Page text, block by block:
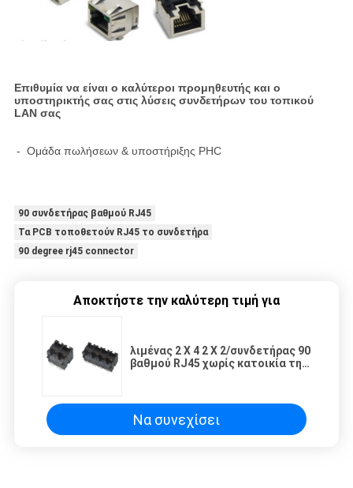
Επιθυμία να είναι ο καλύτεροι προμηθευτής και ο
υποστηρικτής σας στις λύσεις συνδετήρων του τοπικού
LAN σας
- Ομάδα πωλήσεων & υποστήριξης PHC
90 συνδετήρας βαθμού RJ45
Τα PCB τοποθετούν RJ45 το συνδετήρα
90 degree rj45 connector
Αποκτήστε την καλύτερη τιμή για
λιμένας 2 X 4 2 X 2/συνδετήρας 90
βαθμού RJ45 χωρίς κατοικία της
Να συνεχίσει